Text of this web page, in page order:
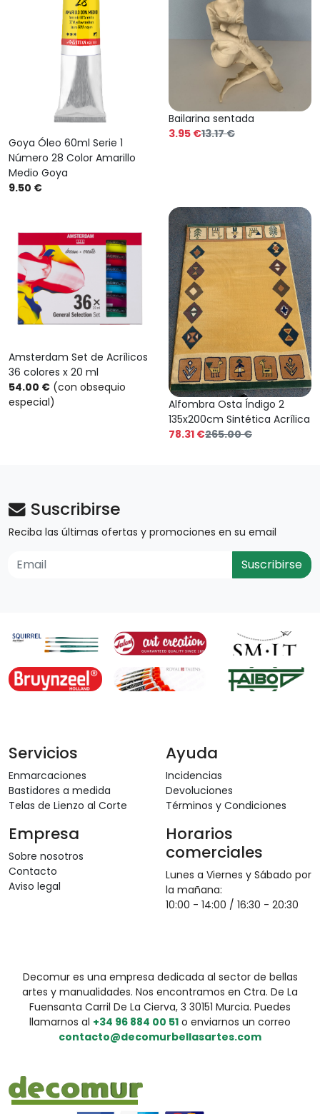
Goya Óleo 60ml Serie 1
Número 28 Color Amarillo
Medio Goya
9.50 €
Bailarina sentada
3.95 €13.17 €
Amsterdam Set de Acrílicos
36 colores x 20 ml
54.00 € (con obsequio
especial)
Alfombra Osta Índigo 2
135x200cm Sintética Acrílica
78.31 €265.00 €
Suscribirse
Reciba las últimas ofertas y promociones en su email
Suscribirse
Servicios
Enmarcaciones
Bastidores a medida
Telas de Lienzo al Corte
Ayuda
Incidencias
Devoluciones
Términos y Condiciones
Empresa
Sobre nosotros
Contacto
Aviso legal
Horarios
comerciales
Lunes a Viernes y Sábado por
la mañana:
10:00 - 14:00 / 16:30 - 20:30
Decomur es una empresa dedicada al sector de bellas
artes y manualidades. Nos encontramos en Ctra. De La
Fuensanta Carril De La Cierva, 3 30151 Murcia. Puedes
llamarnos al +34 96 884 00 51 o enviarnos un correo
contacto@decomurbellasartes.com